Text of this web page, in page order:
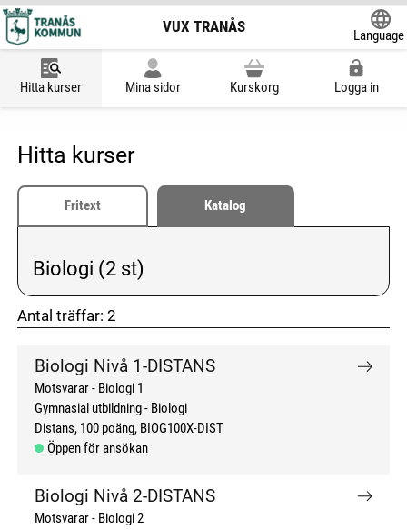
VUX TRANÅS
Language
Hitta kurser Mina sidor Kurskorg Logga in
Hitta kurser
Fritext Katalog
Vald kategori:
Biologi (2 st)
Antal träffar: 2
don't click me don't click me
Biologi Nivå 1-DISTANS
Motsvarar - Biologi 1
Gymnasial utbildning
Biologi
Distans 100 poäng BIOG100X-DIST
Öppen för ansökan
Biologi Nivå 2-DISTANS
Motsvarar - Biologi 2